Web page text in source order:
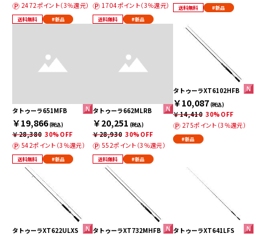
2472ポイント（3％還元）
送料無料 #新品
1704ポイント（3％還元）
送料無料 #新品
送料無料 #新品
タトゥーラ651MFB
￥19,866(税込)
￥28,380 30%OFF
542ポイント（3％還元）
送料無料 #新品
タトゥーラ662MLRB
￥20,251 (税込)
￥28,930 30%OFF
552ポイント（3％還元）
送料無料 #新品
タトゥーラXT6102HFB
￥10,087(税込)
￥14,410 30%OFF
275ポイント（3％還元）
#新品
タトゥーラXT622ULXS タトゥーラXT732MHFB タトゥーラXT641LFS